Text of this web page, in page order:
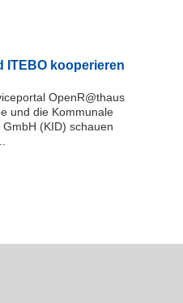
ITEBO kooperieren
OpenR@thaus
und die Kommunale
(KID) schauen